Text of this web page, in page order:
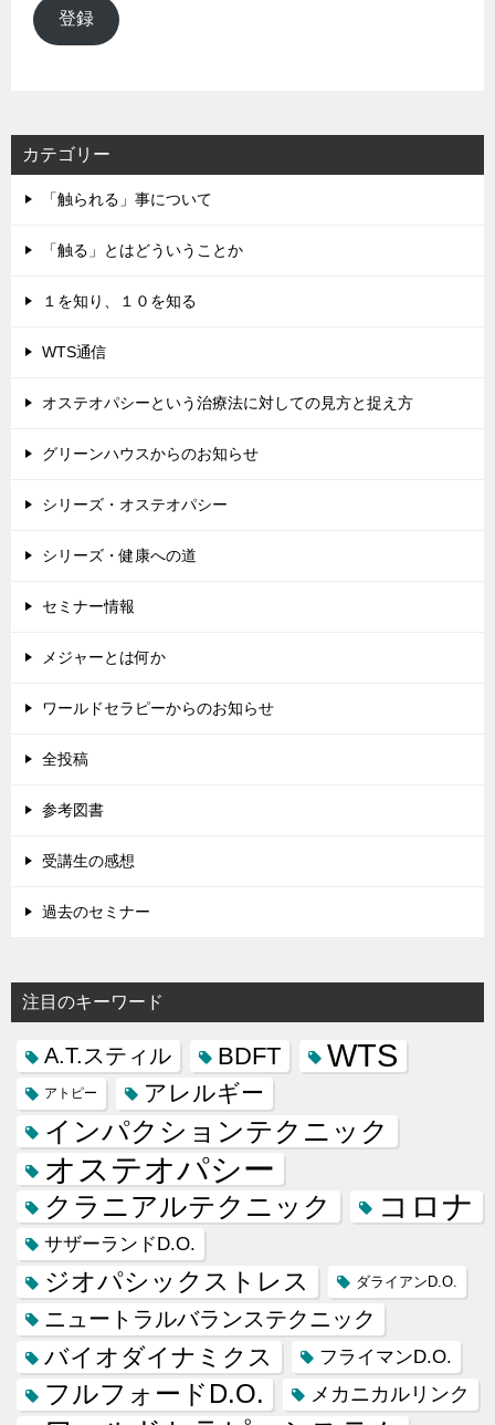
ル
ア
登録
カテゴリー
「触られる」事について
「触る」とはどういうことか
１を知り、１０を知る
WTS通信
オステオパシーという治療法に対しての見方と捉え方
グリーンハウスからのお知らせ
シリーズ・オステオパシー
シリーズ・健康への道
セミナー情報
メジャーとは何か
ワールドセラピーからのお知らせ
全投稿
参考図書
受講生の感想
過去のセミナー
注目のキーワード
A.T.スティル BDFT WTS
アトピー アレルギー
インパクションテクニック
オステオパシー
クラニアルテクニック コロナ
サザーランドD.O.
ジオパシックストレス ダライアンD.O.
ニュートラルバランステクニック
バイオダイナミクス フライマンD.O.
フルフォードD.O. メカニカルリンク